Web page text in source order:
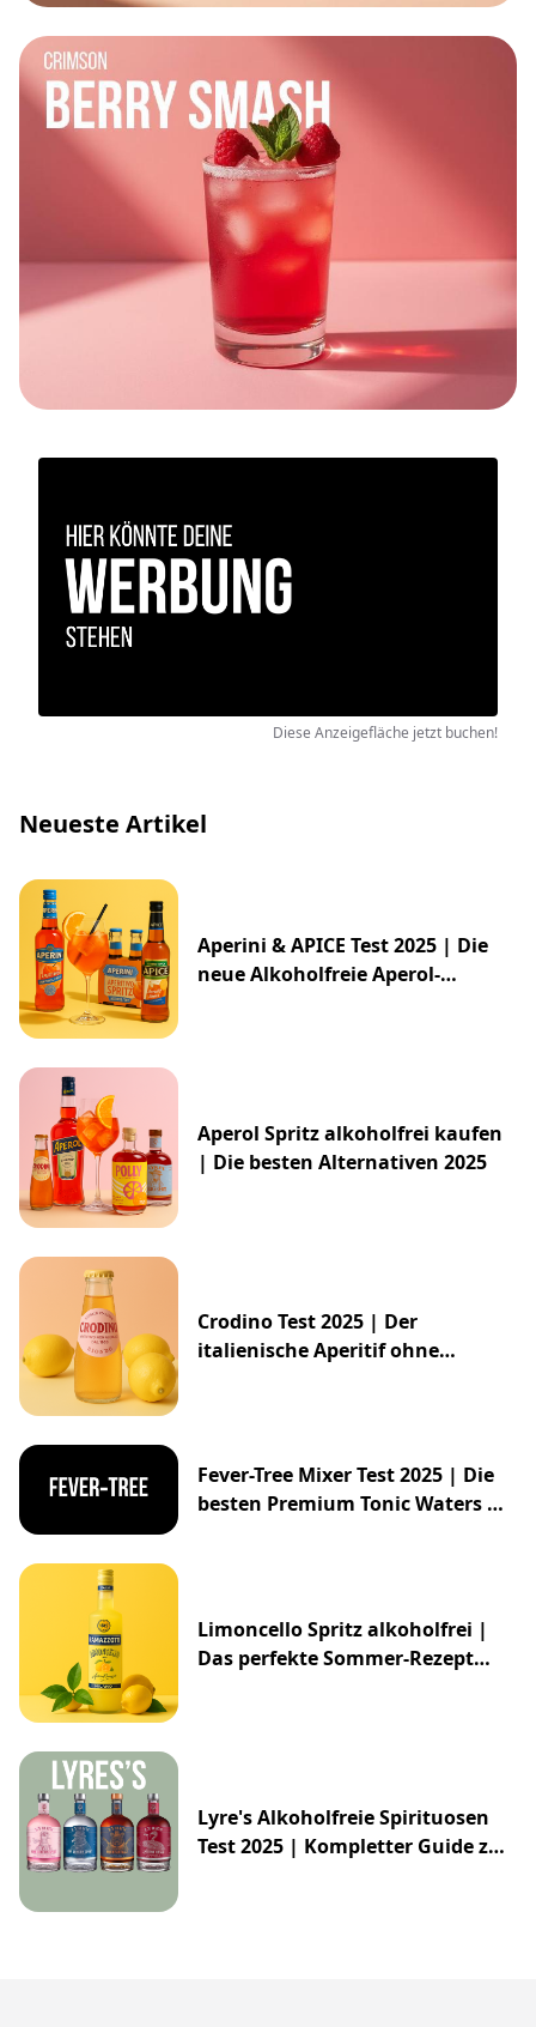
Diese Anzeigefläche jetzt buchen!
Neueste Artikel
Aperini & APICE Test 2025 | Die
neue Alkoholfreie Aperol-
Aperol Spritz alkoholfrei kaufen
| Die besten Alternativen 2025
Crodino Test 2025 | Der
italienische Aperitif ohne
Fever-Tree Mixer Test 2025 | Die
besten Premium Tonic Waters &
Limoncello Spritz alkoholfrei |
Das perfekte Sommer-Rezept
Lyre's Alkoholfreie Spirituosen
Test 2025 | Kompletter Guide zur